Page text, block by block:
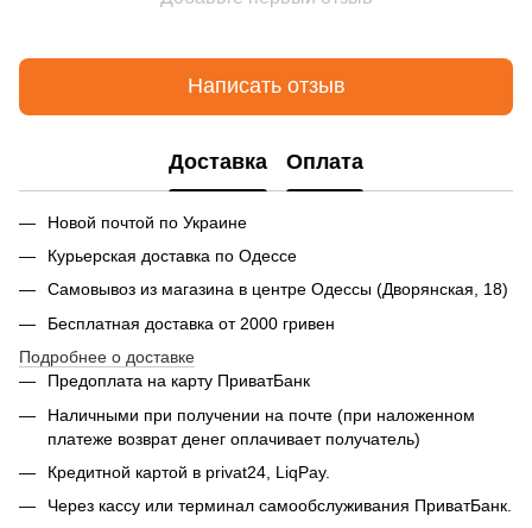
Написать отзыв
Доставка Оплата
Новой почтой по Украине
Курьерская доставка по Одессе
Самовывоз из магазина в центре Одессы (Дворянская, 18)
Бесплатная доставка от 2000 гривен
Подробнее о доставке
Предоплата на карту ПриватБанк
Наличными при получении на почте (при наложенном
платеже возврат денег оплачивает получатель)
Кредитной картой в privat24, LiqPay.
Через кассу или терминал самообслуживания ПриватБанк.